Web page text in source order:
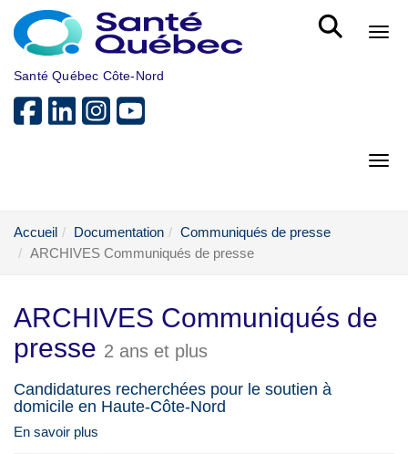
Aller au menu principal
Santé Québec Côte-Nord
Accueil Documentation
Communiqués de presse
ARCHIVES Communiqués de presse
ARCHIVES Communiqués de
presse 2 ans et plus
Candidatures recherchées pour le soutien à
domicile en Haute-Côte-Nord
En savoir plus